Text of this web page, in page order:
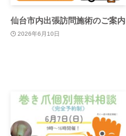
仙台市内出張訪問施術のご案内
2026年6月10日